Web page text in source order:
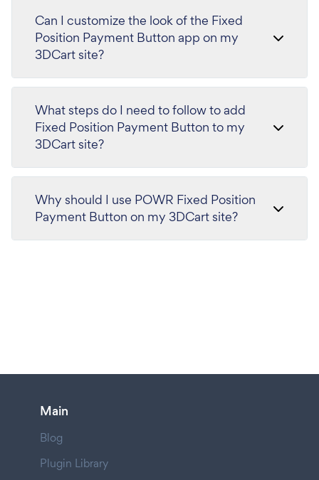
Can I customize the look of the Fixed
Position Payment Button app on my
3DCart site?
What steps do I need to follow to add
Fixed Position Payment Button to my
3DCart site?
Why should I use POWR Fixed Position
Payment Button on my 3DCart site?
Main
Blog
Plugin Library